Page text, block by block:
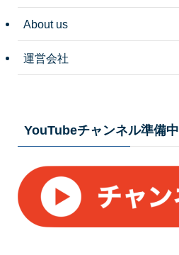
About us
運営会社
YouTubeチャンネル準備中